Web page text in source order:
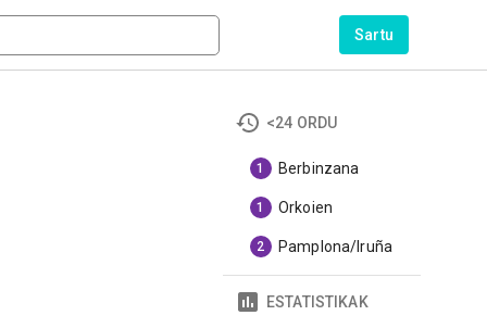
Sartu
<24 ORDU
1 Berbinzana
1 Orkoien
2 Pamplona/Iruña
ESTATISTIKAK